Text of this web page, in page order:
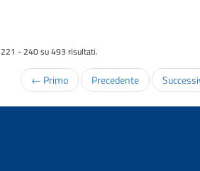
- 240 su 493 risultati.
← Primo Precedente